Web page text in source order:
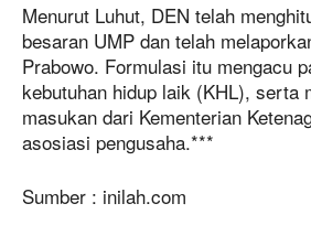
Menurut Luhut, DEN telah
besaran UMP dan telah
Prabowo. Formulasi itu mengacu
kebutuhan hidup laik (KHL), serta
masukan dari Kementerian
asosiasi pengusaha.***
Sumber : inilah.com